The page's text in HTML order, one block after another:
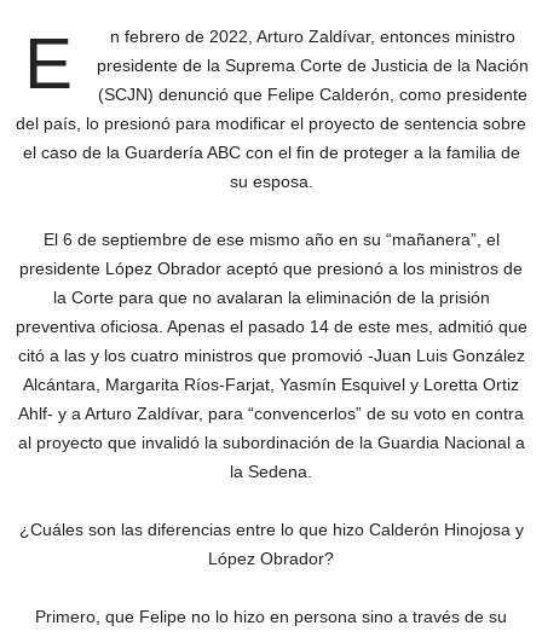
E
n febrero de 2022, Arturo Zaldívar, entonces ministro
presidente de la Suprema Corte de Justicia de la Nación
(SCJN) denunció que Felipe Calderón, como presidente
del país, lo presionó para modificar el proyecto de sentencia sobre
el caso de la Guardería ABC con el fin de proteger a la familia de
su esposa.
El 6 de septiembre de ese mismo año en su “mañanera”, el
presidente López Obrador aceptó que presionó a los ministros de
la Corte para que no avalaran la eliminación de la prisión
preventiva oficiosa. Apenas el pasado 14 de este mes, admitió que
citó a las y los cuatro ministros que promovió -Juan Luis González
Alcántara, Margarita Ríos-Farjat, Yasmín Esquivel y Loretta Ortiz
Ahlf- y a Arturo Zaldívar, para “convencerlos” de su voto en contra
al proyecto que invalidó la subordinación de la Guardia Nacional a
la Sedena.
¿Cuáles son las diferencias entre lo que hizo Calderón Hinojosa y
López Obrador?
Primero, que Felipe no lo hizo en persona sino a través de su